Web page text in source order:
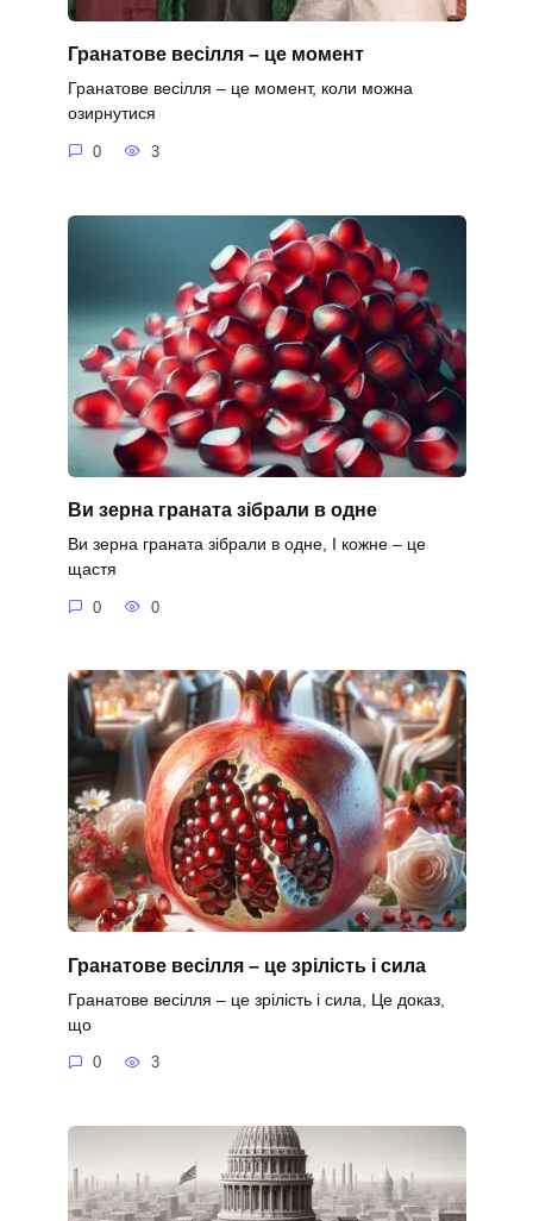
Гранатове весілля – це момент
Гранатове весілля – це момент, коли можна
озирнутися
0 3
Ви зерна граната зібрали в одне
Ви зерна граната зібрали в одне, І кожне – це
щастя
0 0
Гранатове весілля – це зрілість і сила
Гранатове весілля – це зрілість і сила, Це доказ,
що
0 3